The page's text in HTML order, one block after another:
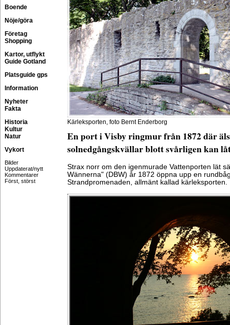
Boende
Nöje/göra
Företag
Shopping
Kartor, utflykt
Guide Gotland
Platsguide gps
Information
Nyheter
Fakta
Historia
Kultur
Natur
Vykort
Bilder
Uppdaterat/nytt
Kommentarer
Först, störst
Kärleksporten, foto Bernt Enderborg
En port i Visby ringmur från 1872 där
solnedgångskvällar blott svårligen kan
Strax norr om den igenmurade Vattenporten lät
Wännerna" (DBW) år 1872 öppna upp en
Strandpromenaden, allmänt kallad kärleksporten.